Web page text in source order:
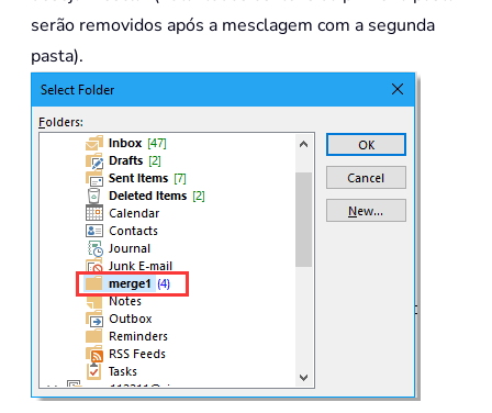
serão removidos após a mesclagem com a segunda
pasta).